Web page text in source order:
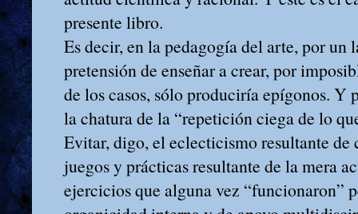
presente libro.
Es decir, en la pedagogía del arte, por un
pretensión de enseñar a crear, por
de los casos, sólo produciría epígonos. Y
la chatura de la “repetición ciega de lo
Evitar, digo, el eclecticismo resultante de
juegos y prácticas resultante de la mera
ejercicios que alguna vez “funcionaron”